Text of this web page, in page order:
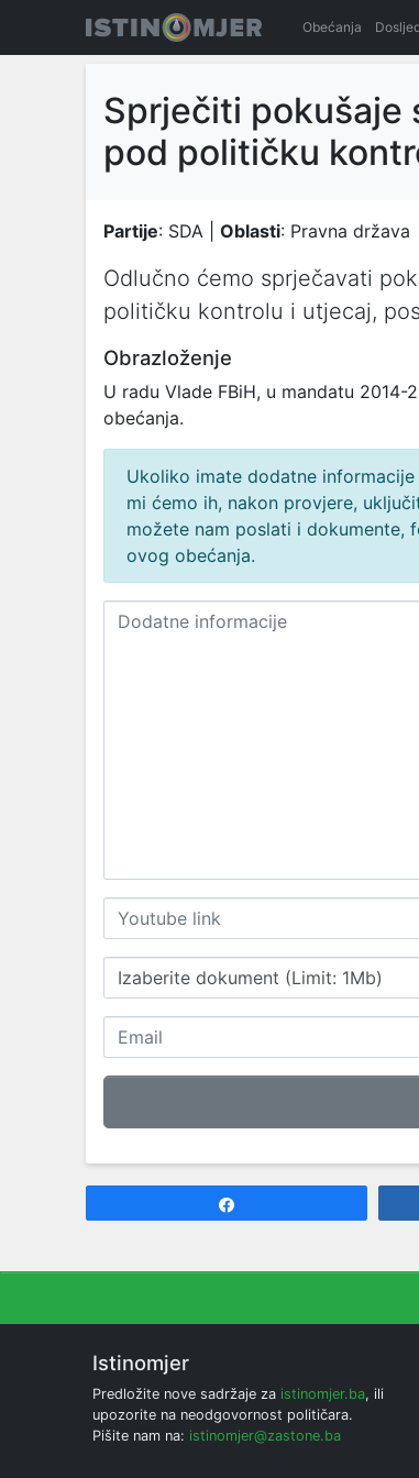
Obećanja
Sprječiti pokušaje
pod političku
Partije: SDA | Oblasti: Pravna država
Odlučno ćemo sprječavati
političku kontrolu i utjecaj,
Obrazloženje
U radu Vlade FBiH, u mandatu
obećanja.
Ukoliko imate dodatne
mi ćemo ih, nakon provjere,
možete nam poslati i dokumente,
ovog obećanja.
Izaberite dokument (Limit: 1Mb)
Istinomjer
Predložite nove sadržaje za istinomjer.ba, ili
upozorite na neodgovornost političara.
Pišite nam na: istinomjer@zastone.ba